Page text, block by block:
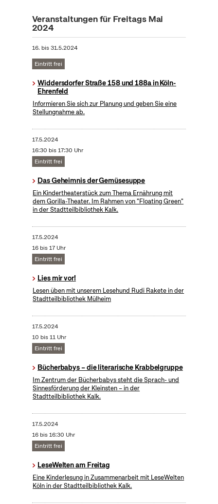
Veranstaltungen für Freitags Mai
2024
16. bis31.5.2024
Eintritt frei
Widdersdorfer Straße 158 und 188a in Köln-
Ehrenfeld
Informieren Sie sich zur Planung und geben Sie eine
Stellungnahme ab.
17.5.2024
16:30 bis 17:30 Uhr
Eintritt frei
Das Geheimnis der Gemüsesuppe
Ein Kindertheaterstück zum Thema Ernährung mit
dem Gorilla-Theater. Im Rahmen von "Floating Green"
in der Stadtteilbibliothek Kalk.
17.5.2024
16 bis 17 Uhr
Eintritt frei
Lies mir vor!
Lesen üben mit unserem Lesehund Rudi Rakete in der
Stadtteilbibliothek Mülheim
17.5.2024
10 bis 11 Uhr
Eintritt frei
Bücherbabys – die literarische Krabbelgruppe
Im Zentrum der Bücherbabys steht die Sprach- und
Sinnesförderung der Kleinsten – in der
Stadtteilbibliothek Kalk.
17.5.2024
16 bis 16:30 Uhr
Eintritt frei
LeseWelten am Freitag
Eine Kinderlesung in Zusammenarbeit mit LeseWelten
Köln in der Stadtteilbibliothek Kalk.